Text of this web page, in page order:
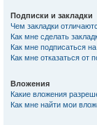
Подписки и закладки
Чем закладки
Как мне сделать
Как мне подписаться
Как мне отказаться от
Вложения
Какие вложения
Как мне найти мои